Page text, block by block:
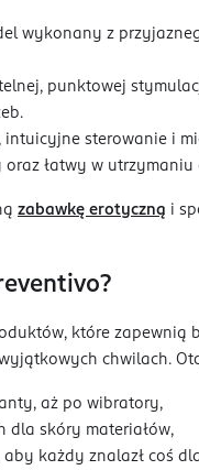
wykonany z
punktowej
sterowanie i
łatwy w utrzymaniu
zabawkę erotyczną i
które zapewnią
chwilach.
aż po wibratory,
dla skóry materiałów,
każdy znalazł coś